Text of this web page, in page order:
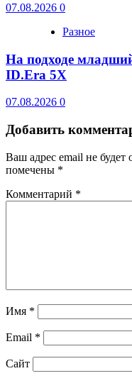
07.08.2026 0
Разное
На подходе
ID.Era 5X
07.08.2026 0
Добавить
Ваш адрес email не будет
помечены *
Комментарий *
Имя *
Email *
Сайт